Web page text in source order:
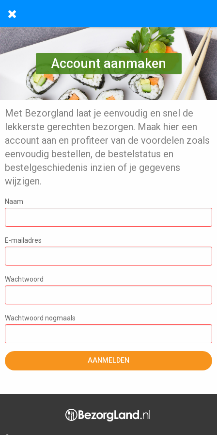
Account aanmaken
Met Bezorgland laat je eenvoudig en snel de
lekkerste gerechten bezorgen. Maak hier een
account aan en profiteer van de voordelen zoals
eenvoudig bestellen, de bestelstatus en
bestelgeschiedenis inzien of je gegevens
wijzigen.
Naam
E-mailadres
Wachtwoord
Wachtwoord nogmaals
AANMELDEN